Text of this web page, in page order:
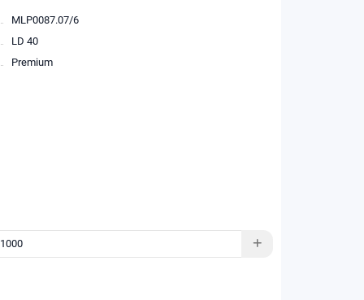
MLP0087.07/6
LD 40
Premium